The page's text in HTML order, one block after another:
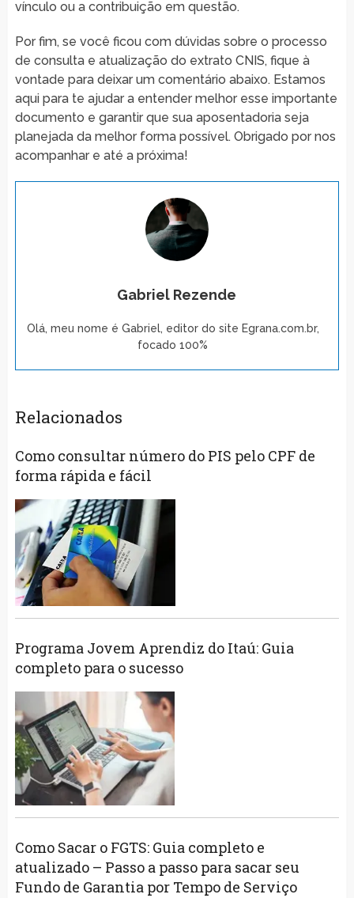
vínculo ou a contribuição em questão.
Por fim, se você ficou com dúvidas sobre o processo
de consulta e atualização do extrato CNIS, fique à
vontade para deixar um comentário abaixo. Estamos
aqui para te ajudar a entender melhor esse importante
documento e garantir que sua aposentadoria seja
planejada da melhor forma possível. Obrigado por nos
acompanhar e até a próxima!
Gabriel Rezende
Olá, meu nome é Gabriel, editor do site Egrana.com.br,
focado 100%
Relacionados
Como consultar número do PIS pelo CPF de
forma rápida e fácil
Programa Jovem Aprendiz do Itaú: Guia
completo para o sucesso
Como Sacar o FGTS: Guia completo e
atualizado – Passo a passo para sacar seu
Fundo de Garantia por Tempo de Serviço